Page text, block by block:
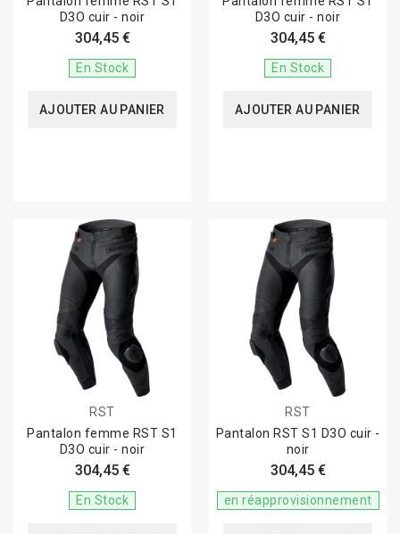
D3O cuir - noir
304,45 €
En Stock
AJOUTER AU PANIER
D3O cuir - noir
304,45 €
En Stock
AJOUTER AU PANIER
RST
Pantalon femme RST S1
D3O cuir - noir
304,45 €
En Stock
RST
Pantalon RST S1 D3O cuir -
noir
304,45 €
en réapprovisionnement